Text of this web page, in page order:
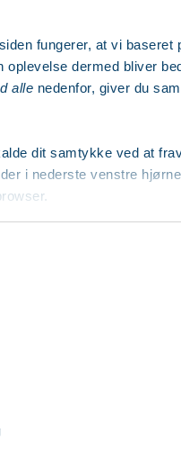
fungerer, at vi baseret
oplevelse dermed bliver
alle nedenfor, giver du
dit samtykke ved at
i nederste venstre